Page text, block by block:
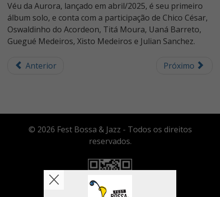
Véu da Aurora, lançado em abril/2025, é seu primeiro
álbum solo, e conta com a participação de Chico César,
Oswaldinho do Acordeon, Titá Moura, Uaná Barreto,
Guegué Medeiros, Xisto Medeiros e Julian Sanchez.
Anterior Próximo
© 2026 Fest Bossa & Jazz - Todos os direitos
reservados.